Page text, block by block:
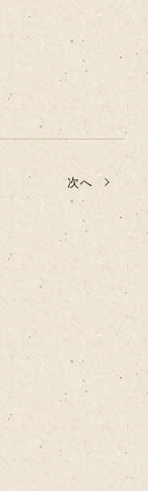
次へ